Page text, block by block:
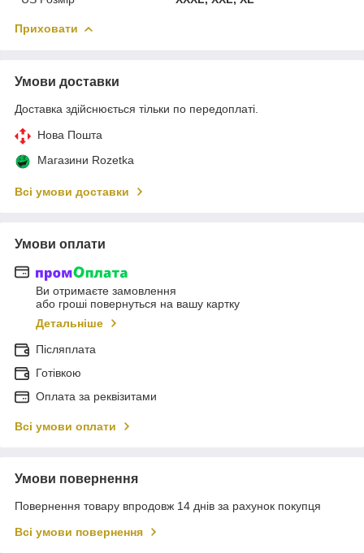
Приховати
Умови доставки
Доставка здійснюється тільки по передоплаті.
Нова Пошта
Магазини Rozetka
Всі умови доставки
Умови оплати
Ви отримаєте замовлення
або гроші повернуться на вашу картку
Детальніше
Післяплата
Готівкою
Оплата за реквізитами
Всі умови оплати
Умови повернення
Повернення товару впродовж 14 днів за рахунок покупця
Всі умови повернення